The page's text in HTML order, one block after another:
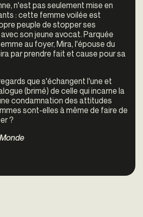
n'est pas seulement mise en
: cette femme voilée est
peuple de stopper ses
son jeune avocat. Parquée
au foyer, Mira, l'épouse du
par prendre fait et cause pour sa
que s'échangent l'une et
(brimé) de celle qui incarne la
condamnation des attitudes
sont-elles à même de faire de
?